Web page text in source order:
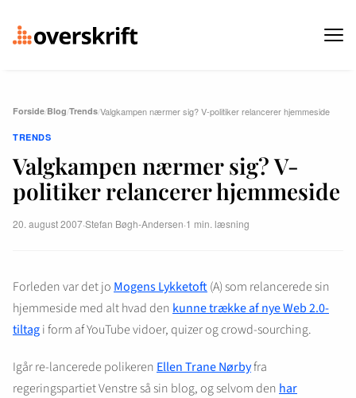
Forside/Blog/Trends/Valgkampen nærmer sig? V-politiker relancerer hjemmeside
TRENDS
Valgkampen nærmer sig? V-
politiker relancerer hjemmeside
20. august 2007·Stefan Bøgh-Andersen·1 min. læsning
Forleden var det jo Mogens Lykketoft(A) som relancerede sin
hjemmeside med alt hvad den kunne trække af nye Web 2.0-
tiltagi form af YouTube vidoer, quizer og crowd-sourching.
Igår re-lancerede polikeren Ellen Trane Nørbyfra
regeringspartiet Venstre så sin blog, og selvom den har